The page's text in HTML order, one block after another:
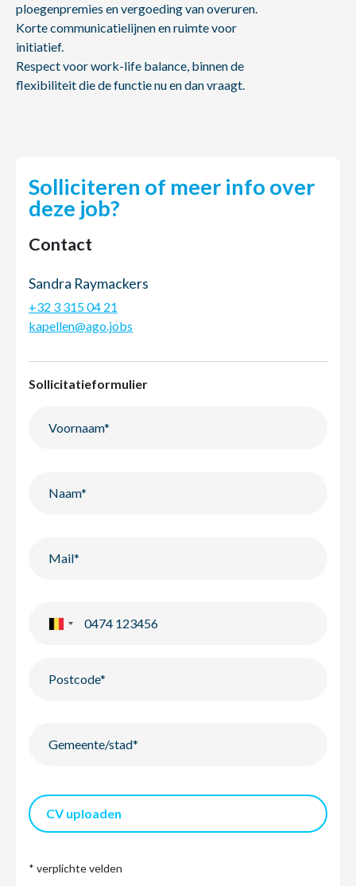
ploegenpremies en vergoeding van overuren.
Korte communicatielijnen en ruimte voor
initiatief.
Respect voor work-life balance, binnen de
flexibiliteit die de functie nu en dan vraagt.
Solliciteren of meer info over
deze job?
Contact
Sandra Raymackers
+32 3 315 04 21
kapellen@ago.jobs
Sollicitatieformulier
CV uploaden
* verplichte velden